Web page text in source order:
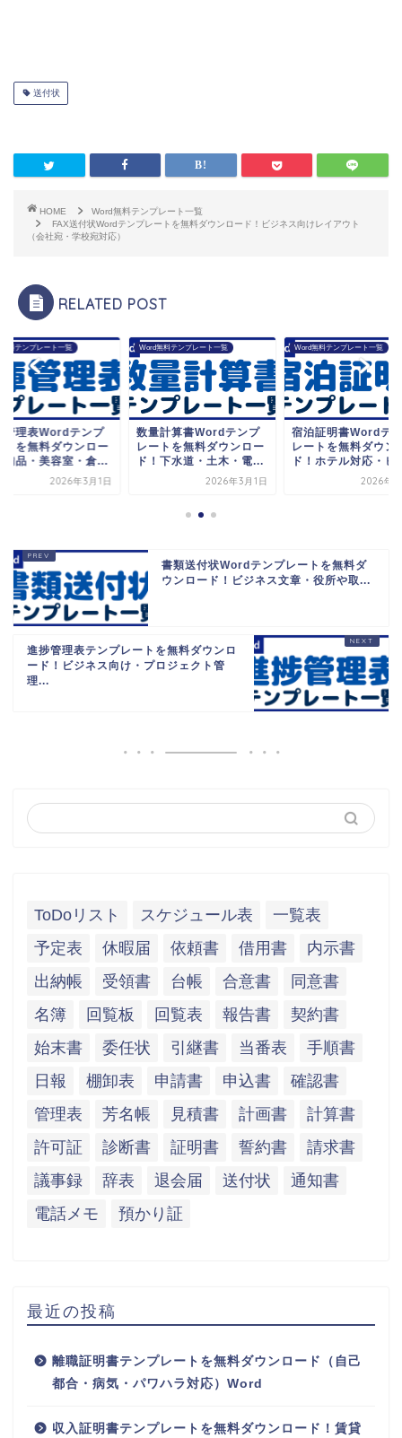
送付状
HOME
Word無料テンプレート一覧
FAX送付状Wordテンプレートを無料ダウンロード！ビジネス向けレイアウト
（会社宛・学校宛対応）
RELATED POST
料テンプレート一覧
管理表Wordテンプ
トを無料ダウンロー
備品・美容室・倉...
2026年3月1日
Word無料テンプレート一覧
数量計算書Wordテンプ
レートを無料ダウンロー
ド！下水道・土木・電...
2026年3月1日
Word無料テンプレート一覧
宿泊証明書Wordテ
レートを無料ダウン
ド！ホテル対応・ビ
2026年3
書類送付状Wordテンプレートを無料ダ
ウンロード！ビジネス文章・役所や取...
進捗管理表テンプレートを無料ダウンロ
ード！ビジネス向け・プロジェクト管
理...
ToDoリスト スケジュール表
一覧表
予定表
休暇届 依頼書 借用書
内示書
出納帳
受領書 台帳 合意書
同意書
名簿
回覧板 回覧表 報告書
契約書
始末書
委任状 引継書 当番表
手順書
日報
棚卸表 申請書 申込書
確認書
管理表
芳名帳 見積書 計画書
計算書
許可証
診断書 証明書 誓約書
請求書
議事録
辞表 退会届 送付状
通知書
電話メモ
預かり証
最近の投稿
離職証明書テンプレートを無料ダウンロード（自己
都合・病気・パワハラ対応）Word
収入証明書テンプレートを無料ダウンロード！賃貸